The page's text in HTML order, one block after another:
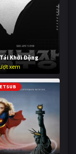
Khởi Động
xem